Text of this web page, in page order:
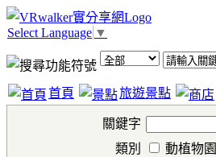
Select Language ▼
首頁 旅遊景點
關鍵字
類別
動植物園